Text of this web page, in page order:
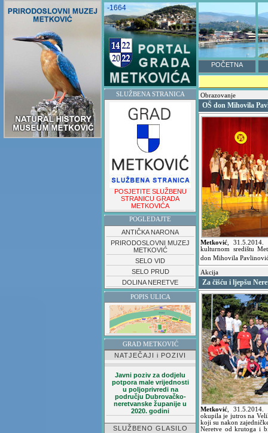
-1664
POČETNA
SLUŽBENA STRANICA
POSJETITE SLUŽBENU
STRANICU GRADA
METKOVIĆA
POGLEDAJTE
ANTIČKA NARONA
PRIRODOSLOVNI MUZEJ
METKOVIĆ
SELO VID
SELO PRUD
DOLINA NERETVE
POPIS ULICA
GRAD METKOVIĆ
NATJEČAJI i POZIVI
Javni poziv za dodjelu
potpora male vrijednosti
u poljoprivredi na
području Dubrovačko-
neretvanske županije u
2020. godini
SLUŽBENO GLASILO
Obrazovanje
OŠ don Mihovila
Metković ,31.5.2014.
kulturnom središtu
don Mihovila
Akcija
Za čišću i ljepšu
Metković 31.5.2014.
okupila je jutros na
koji su nakon
Neretve od krutoga i